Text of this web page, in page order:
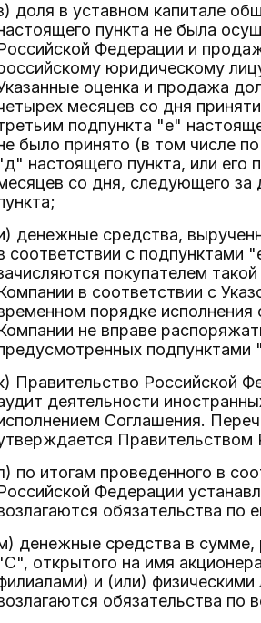
доля в уставном капитале
пункта не была
Федерации и
юридическому
оценка и продажа
месяцев со дня
подпункта "е"
было принято (в том числе
настоящего пункта, или его
со дня, следующего за
денежные средства,
соответствии с подпунктами
покупателем
в соответствии с
порядке
не вправе
Правительство Российской
деятельности
Соглашения.
Правительством
по итогам проведенного в
Федерации
обязательства по
денежные средства в сумме,
открытого на имя
и (или)
обязательства